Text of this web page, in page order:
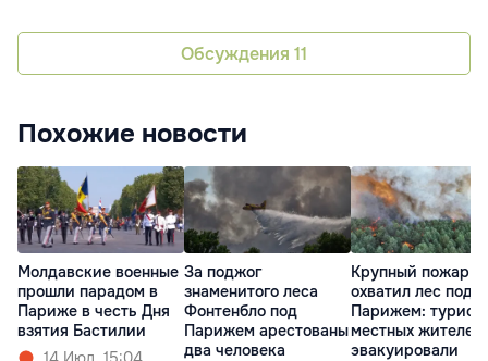
Обсуждения 11
Похожие новости
Молдавские военные
прошли парадом в
Париже в честь Дня
взятия Бастилии
За поджог
знаменитого леса
Фонтенбло под
Парижем арестованы
два человека
Крупный пожар
охватил лес под
Парижем:
местных жителей
эвакуировали